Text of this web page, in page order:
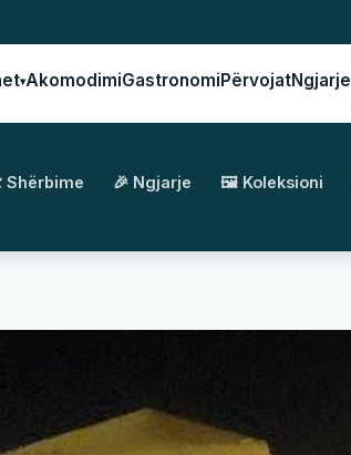
▾AkomodimiGastronomiPërvojatNgjarje
🎉 Ngjarje 🖼️ Koleksioni